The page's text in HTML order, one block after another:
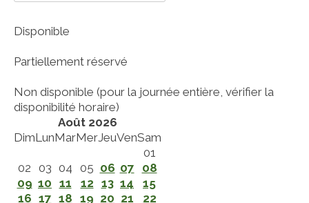
Disponible
Partiellement réservé
Non disponible (pour la journée entière, vérifier la
disponibilité horaire)
Août 2026
DimLunMarMerJeuVenSam
01
02 03 04 05 06 07
08
09 10 11 12 13 14
15
16 17 18 19 20 21
22